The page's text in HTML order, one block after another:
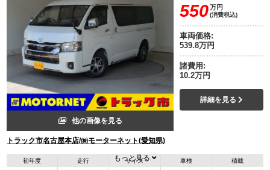
他の画像を見る
トラック市名古屋本店/㈱モーターネット(愛知県)
550万円
(消費税込)
車両価格:
539.8万円
諸費用:
10.2万円
詳細を見る
初年度 走行 サイズ 車検 積載
もっと見る